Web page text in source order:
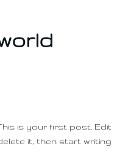
is your first post. Edit
it, then start writing!